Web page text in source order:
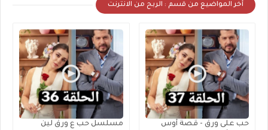
أخر المواضيع من قسم : الربح من الانترنت
حب على ورق - قصة أوس
مسلسل حب ع ورق لين